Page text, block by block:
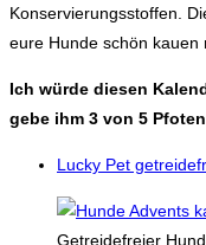
Konservierungsstoffen.
eure Hunde schön kauen
Ich würde diesen
gebe ihm 3 von 5
Lucky Pet
Getreidefreier